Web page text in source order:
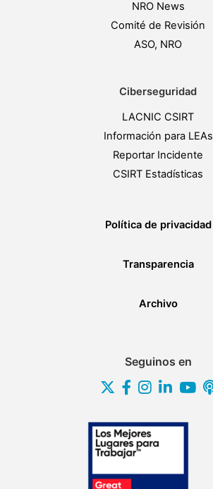
NRO News
Comité de Revisión
ASO, NRO
Ciberseguridad
LACNIC CSIRT
Información para LEAs
Reportar Incidente
CSIRT Estadísticas
Política de privacidad
Transparencia
Archivo
Seguinos en